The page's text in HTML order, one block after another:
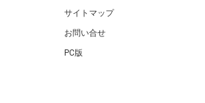
サイトマップ
お問い合せ
PC版